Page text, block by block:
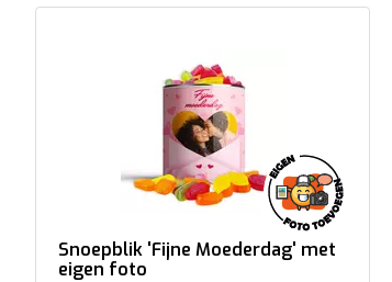
Snoepblik 'Fijne Moederdag' met
eigen foto